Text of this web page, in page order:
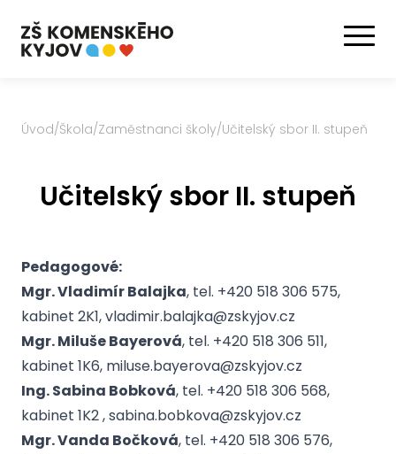
Úvod/Škola/Zaměstnanci školy/Učitelský sbor II. stupeň
Učitelský sbor II. stupeň
Pedagogové:
Mgr. Vladimír Balajka, tel. +420 518 306 575,
kabinet 2K1, vladimir.balajka@zskyjov.cz
Mgr. Miluše Bayerová, tel. +420 518 306 511,
kabinet 1K6, miluse.bayerova@zskyjov.cz
Ing. Sabina Bobková, tel. +420 518 306 568,
kabinet 1K2 , sabina.bobkova@zskyjov.cz
Mgr. Vanda Bočková, tel. +420 518 306 576,